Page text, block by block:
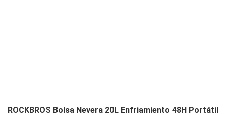
ROCKBROS Bolsa Nevera 20L Enfriamiento 48H Portátil